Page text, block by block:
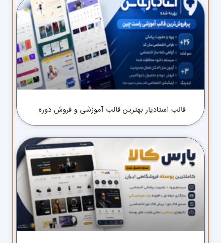
قالب استادیار بهترین قالب آموزشی و فروش دوره